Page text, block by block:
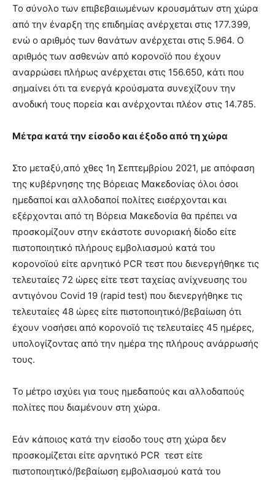
Το σύνολο των επιβεβαιωμένων κρουσμάτων στη χώρα
από την έναρξη της επιδημίας ανέρχεται στις 177.399,
ενώ ο αριθμός των θανάτων ανέρχεται στις 5.964. Ο
αριθμός των ασθενών από κορονοϊό που έχουν
αναρρώσει πλήρως ανέρχεται στις 156.650, κάτι που
σημαίνει ότι τα ενεργά κρούσματα συνεχίζουν την
ανοδική τους πορεία και ανέρχονται πλέον στις 14.785.
Μέτρα κατά την είσοδο και έξοδο από τη χώρα
Στο μεταξύ,από χθες 1η Σεπτεμβρίου 2021, με απόφαση
της κυβέρνησης της Βόρειας Μακεδονίας όλοι όσοι
ημεδαποί και αλλοδαποί πολίτες εισέρχονται και
εξέρχονται από τη Βόρεια Μακεδονία θα πρέπει να
προσκομίζουν στην εκάστοτε συνοριακή δίοδο είτε
πιστοποιητικό πλήρους εμβολιασμού κατά του
κορονοϊού είτε αρνητικό PCR τεστ που διενεργήθηκε τις
τελευταίες 72 ώρες είτε τεστ ταχείας ανίχνευσης του
αντιγόνου Covid 19 (rapid test) που διενεργήθηκε τις
τελευταίες 48 ώρες είτε πιστοποιητικό/βεβαίωση ότι
έχουν νοσήσει από κορονοϊό τις τελευταίες 45 ημέρες,
υπολογίζοντας από την ημέρα της πλήρους ανάρρωσής
τους.
Το μέτρο ισχύει για τους ημεδαπούς και αλλοδαπούς
πολίτες που διαμένουν στη χώρα.
Εάν κάποιος κατά την είσοδο τους στη χώρα δεν
προσκομίζεται είτε αρνητικό PCR τεστ είτε
πιστοποιητικό/βεβαίωση εμβολιασμού κατά του